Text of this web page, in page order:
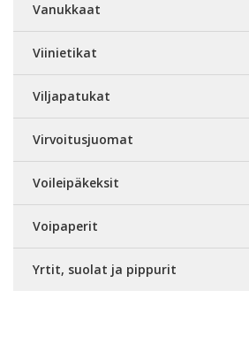
Vanukkaat
Viinietikat
Viljapatukat
Virvoitusjuomat
Voileipäkeksit
Voipaperit
Yrtit, suolat ja pippurit